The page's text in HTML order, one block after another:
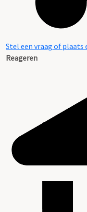
Stel een vraag of
Reageren